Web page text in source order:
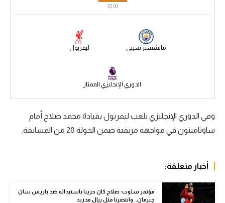
كرة سلة
كرة يد
الوطن العربي
في المونديال
18:00
مانشستر سيتي ليفربول
الدوري الإنجليزي الممتاز
وفي الدوري الإنجليزي يلعب ليفربول بقيادة محمد صلاح أمام
ساوثامبتون في مواجهة مرتقبة ضمن الجولة 28 من المسابقة.
أخبار متعلقة:
مؤتمر سلوت: صلاح كان حزينا باستبداله ضد باريس سان
جيرمان.. وانتصرنا مثل ريال مدريد